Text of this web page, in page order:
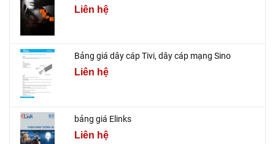
Liên hệ
Bảng giá dây cáp Tivi, dây cáp mạng Sino
Liên hệ
bảng giá Elinks
Liên hệ